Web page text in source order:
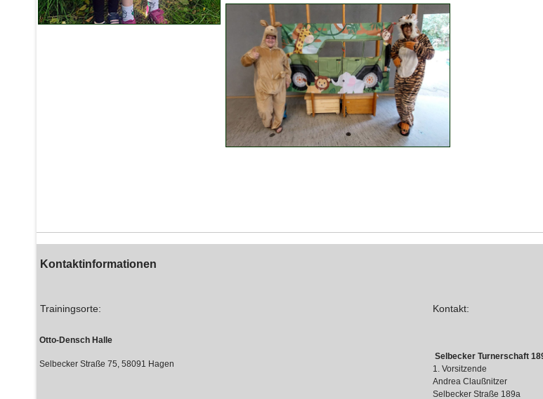
Kontaktinformationen
Trainingsorte: Kontakt:
Otto-Densch Halle
Selbecker Straße 75, 58091 Hagen
Selbecker Turnerschaft
1. Vorsitzende
Andrea Claußnitzer
Selbecker Straße 189a